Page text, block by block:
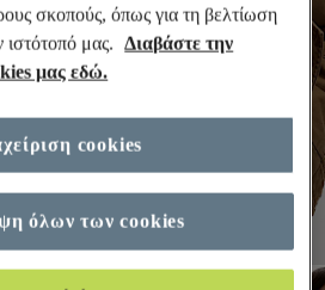
σκοπούς, όπως για τη βελτίωση
ιστότοπό μας.
Διαβάστε την
μας εδώ.
όλων των cookies
cookies